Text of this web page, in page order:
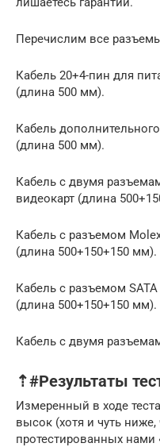
Перечислим все
Кабель 20+4-пин для
(длина 500 мм).
Кабель
(длина 500 мм).
Кабель с двумя
видеокарт (длина
Кабель с разъемом
(длина 500+150+150 мм).
Кабель с разъемом
(длина 500+150+150 мм).
Кабель с двумя
⇡#Результаты
Измеренный в ходе
высок (хотя и чуть
протестированных нами